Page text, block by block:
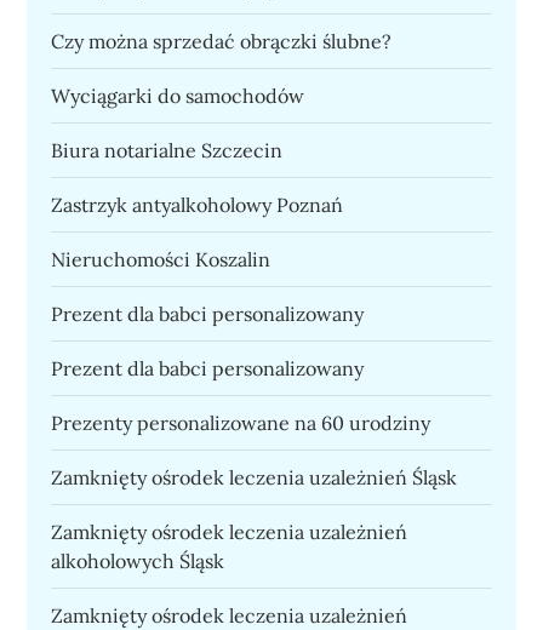
Czy można sprzedać obrączki ślubne?
Wyciągarki do samochodów
Biura notarialne Szczecin
Zastrzyk antyalkoholowy Poznań
Nieruchomości Koszalin
Prezent dla babci personalizowany
Prezent dla babci personalizowany
Prezenty personalizowane na 60 urodziny
Zamknięty ośrodek leczenia uzależnień Śląsk
Zamknięty ośrodek leczenia uzależnień
alkoholowych Śląsk
Zamknięty ośrodek leczenia uzależnień